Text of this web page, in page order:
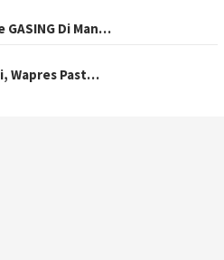
Di Man…
Wapres Past…